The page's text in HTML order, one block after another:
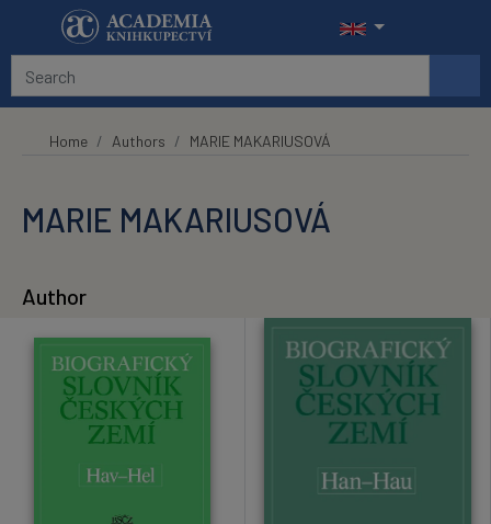
Skip to main content
Home Authors MARIE MAKARIUSOVÁ
MARIE MAKARIUSOVÁ
Author